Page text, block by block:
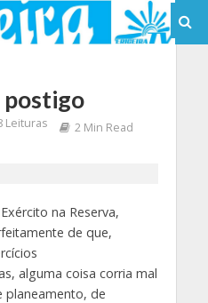
postigo
Leituras 2 Min Read
na Reserva,
de que,
alguma coisa corria mal
planeamento, de